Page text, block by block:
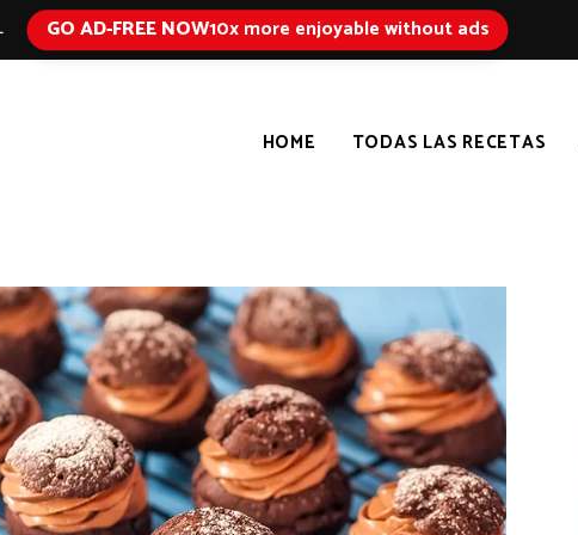
GO AD-FREE NOW10x more enjoyable without ads
HOME TODAS LAS RECETAS